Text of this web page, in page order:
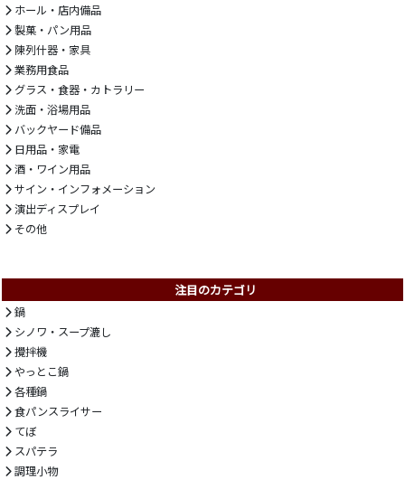
ホール・店内備品
製菓・パン用品
陳列什器・家具
業務用食品
グラス・食器・カトラリー
洗面・浴場用品
バックヤード備品
日用品・家電
酒・ワイン用品
サイン・インフォメーション
演出ディスプレイ
その他
注目のカテゴリ
鍋
シノワ・スープ漉し
攪拌機
やっとこ鍋
各種鍋
食パンスライサー
てぼ
スパテラ
調理小物